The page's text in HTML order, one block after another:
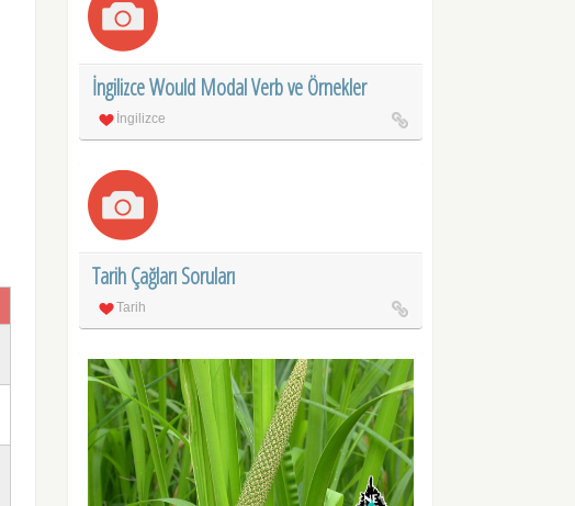
İngilizce Would Modal Verb ve Örnekler
İngilizce
Tarih Çağları Soruları
Tarih